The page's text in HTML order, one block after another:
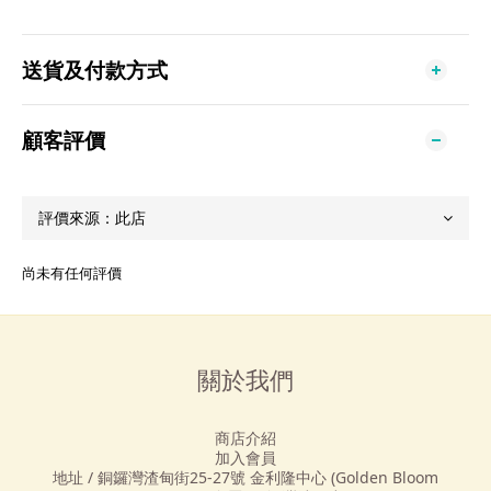
送貨及付款方式
顧客評價
尚未有任何評價
關於我們
商店介紹
加入會員
地址 / 銅鑼灣渣甸街25-27號 金利隆中心 (Golden Bloom